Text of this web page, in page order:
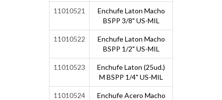
11010521
Enchufe Laton Macho
BSPP 3/8" US-MIL
11010522
Enchufe Laton Macho
BSPP 1/2" US-MIL
11010523
Enchufe Laton (25ud.)
M BSPP 1/4" US-MIL
11010524
Enchufe Acero Macho